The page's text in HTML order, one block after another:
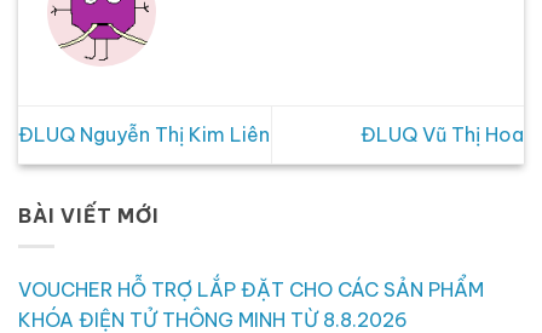
ĐLUQ Nguyễn Thị Kim Liên ĐLUQ Vũ Thị Hoa
BÀI VIẾT MỚI
VOUCHER HỖ TRỢ LẮP ĐẶT CHO CÁC SẢN PHẨM
KHÓA ĐIỆN TỬ THÔNG MINH TỪ 8.8.2026